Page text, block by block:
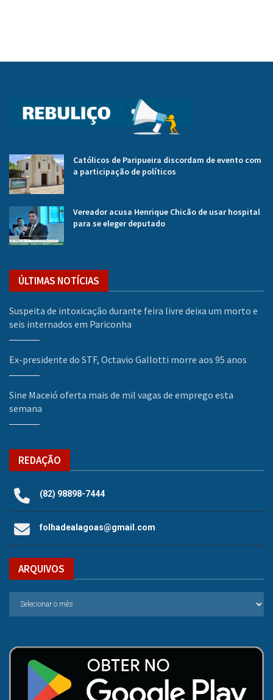
Católicos de Paripueira discordam de evento com
a participação de políticos
Vereador acusa Henrique Chicão de usar hospital
para se eleger deputado
ÚLTIMAS NOTÍCIAS
Suspeita de intoxicação durante feira livre deixa um morto e
seis internados em Pariconha
Ex-presidente do STF, Octavio Gallotti morre aos 95 anos
Sine Maceió oferta mais de mil vagas de emprego esta
semana
REDAÇÃO
(82) 98898-7444
folhadealagoas@gmail.com
ARQUIVOS